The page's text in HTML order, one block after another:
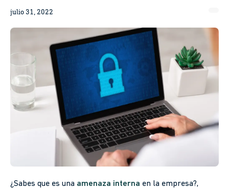
julio 31, 2022
¿Sabes que es una amenaza interna en la empresa?,